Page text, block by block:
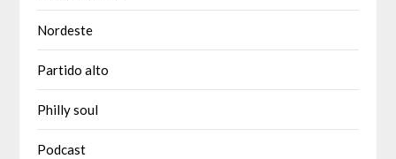
Nordeste
Partido alto
Philly soul
Podcast